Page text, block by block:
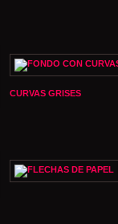
CURVAS GRISES